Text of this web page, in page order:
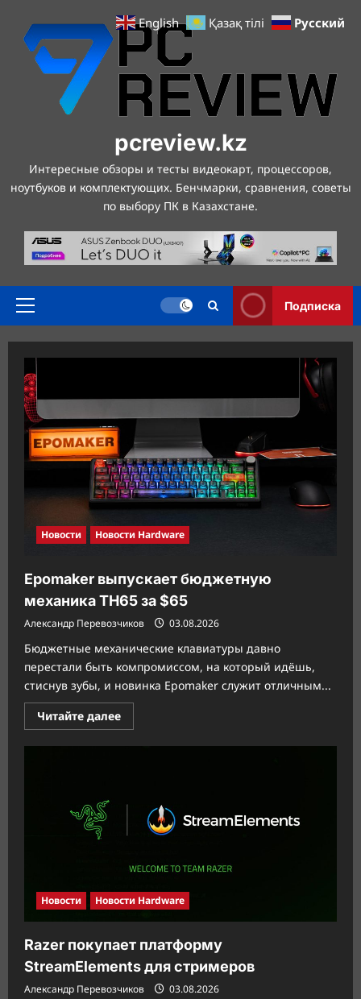
содержимому
pcreview.kz
Интересные обзоры и тесты видеокарт, процессоров,
ноутбуков и комплектующих. Бенчмарки, сравнения, советы
по выбору ПК в Казахстане.
Основное
Подписка
Новости Новости Hardware
Epomaker выпускает бюджетную
механика TH65 за $65
Александр Перевозчиков 03.08.2026
Бюджетные механические клавиатуры давно
перестали быть компромиссом, на который идёшь,
стиснув зубы, и новинка Epomaker служит отличным...
Читайте далееПрочитать
больше
Epomaker
за
Новости Новости Hardware
Razer покупает платформу
StreamElements для стримеров
Александр Перевозчиков 03.08.2026
English Қазақ тілі Русский